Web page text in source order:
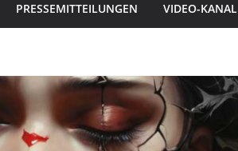
PRESSEMITTEILUNGEN VIDEO-KANAL